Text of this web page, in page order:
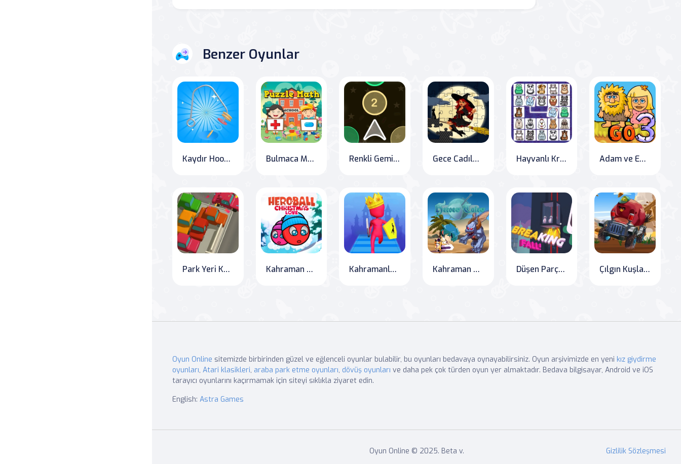
Benzer Oyunlar
Kaydır Hoop 3D Bulmaca Matematik Renkli Gemici Atıcı Gece Cadıları Puzzle Hayvanlı Kris Mahjong Adam ve Eve İlerlemeye Devam Ediyor
Park Yeri Kargaşası Kahraman Top: Noel Aşkı Kahramanları Kurtar ve Çatışmaya Katıl Kahraman Masalları Düşen Parça Yapbozu Çılgın Kuşlar Kart Gizli Yıldızlar
Oyun Online sitemizde birbirinden güzel ve eğlenceli oyunlar bulabilir, bu oyunları bedavaya oynayabilirsiniz. Oyun arşivimizde en yeni kız giydirme
oyunları, Atari klasikleri, araba park etme oyunları, dövüş oyunları ve daha pek çok türden oyun yer almaktadır. Bedava bilgisayar, Android ve iOS
tarayıcı oyunlarını kaçırmamak için siteyi sıklıkla ziyaret edin.
English: Astra Games
Oyun Online © 2025. Beta v. Gizlilik Sözleşmesi